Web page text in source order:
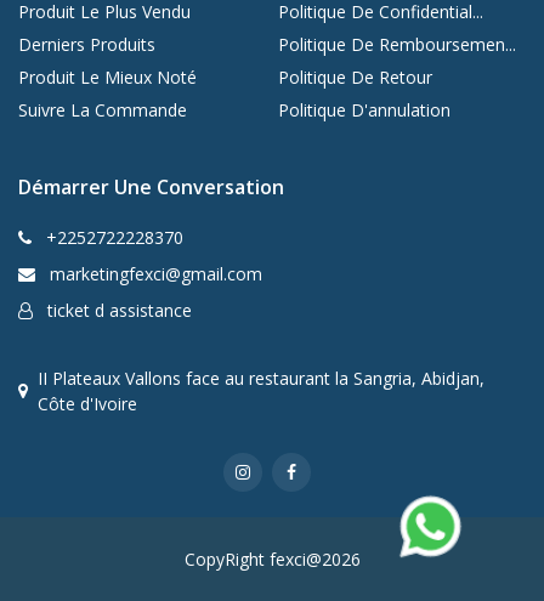
Produit Le Plus Vendu
Derniers Produits
Produit Le Mieux Noté
Suivre La Commande
Politique De Confidential...
Politique De Remboursemen...
Politique De Retour
Politique D'annulation
Démarrer Une Conversation
+2252722228370
marketingfexci@gmail.com
ticket d assistance
II Plateaux Vallons face au restaurant la Sangria, Abidjan,
Côte d'Ivoire
CopyRight fexci@2026